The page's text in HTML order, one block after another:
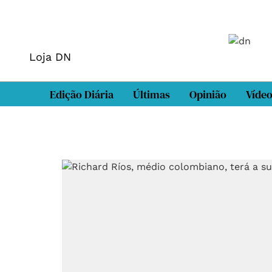
Loja DN
Edição Diária Últimas Opinião